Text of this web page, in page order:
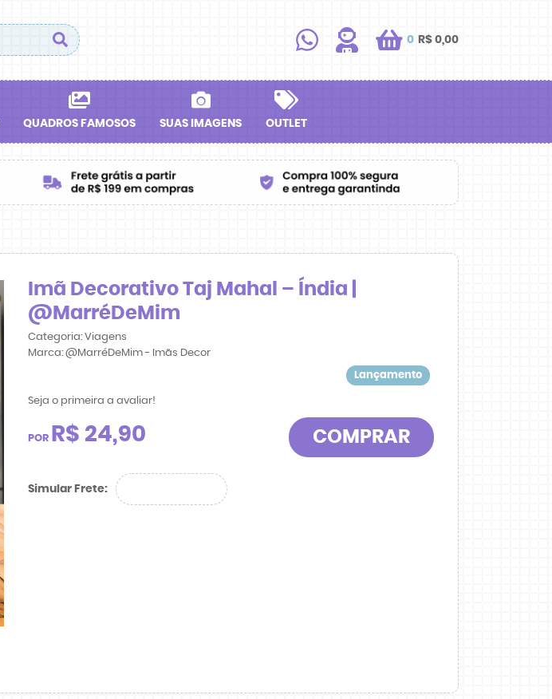
0 R$ 0,00
QUADROS FAMOSOS SUAS IMAGENS OUTLET
Imã Decorativo Taj Mahal – Índia |
@MarréDeMim
Categoria: Viagens
Marca: @MarréDeMim - Imãs Decor
Lançamento
Seja o primeira a avaliar!
POR R$ 24,90 COMPRAR
Simular Frete: